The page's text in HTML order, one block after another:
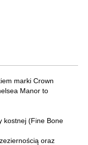
marki Crown
Manor to
kostnej (Fine Bone
oraz